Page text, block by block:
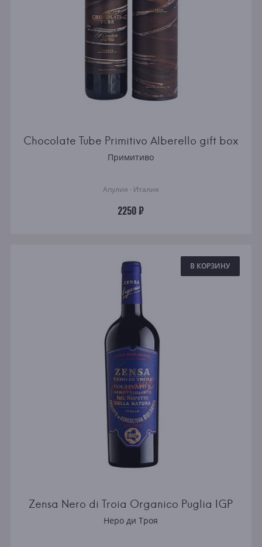
Chocolate Tube Primitivo Alberello gift box
Примитиво
Апулия · Италия
2250 ₽
В КОРЗИНУ
Zensa Nero di Troia Organico Puglia IGP
Неро ди Троя